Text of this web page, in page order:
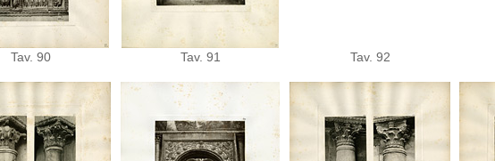
Tav. 90 Tav. 91 Tav. 92